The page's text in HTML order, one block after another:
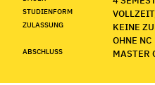
STUDIENFORM
ZULASSUNG
KEINE
OHNE NC
ABSCHLUSS MASTER